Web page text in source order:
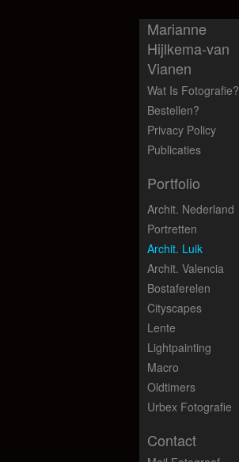
Marianne
Hijlkema-van
Vianen
Wat Is Fotografie?
Bestellen?
Privacy Policy
Publicaties
Portfolio
Archit. Nederland
Portretten
Archit. Luik
Archit. Valencia
Bostaferelen
Cityscapes
Lente
Lightpainting
Macro
Oldtimers
Urbex Fotografie
Contact